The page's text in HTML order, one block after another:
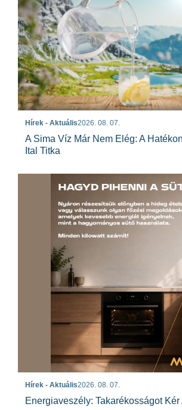
Hírek - Aktuális2026. 08. 07.
A Sima Víz Már Nem Elég: A
Ital Titka
Hírek - Aktuális2026. 08. 07.
Energiaveszély: Takarékosságot Kér